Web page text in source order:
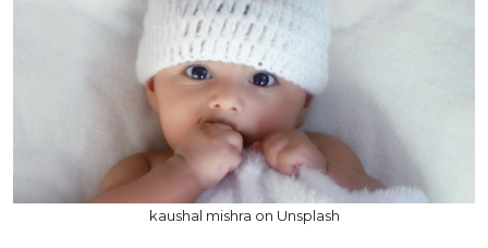
kaushal mishra on Unsplash